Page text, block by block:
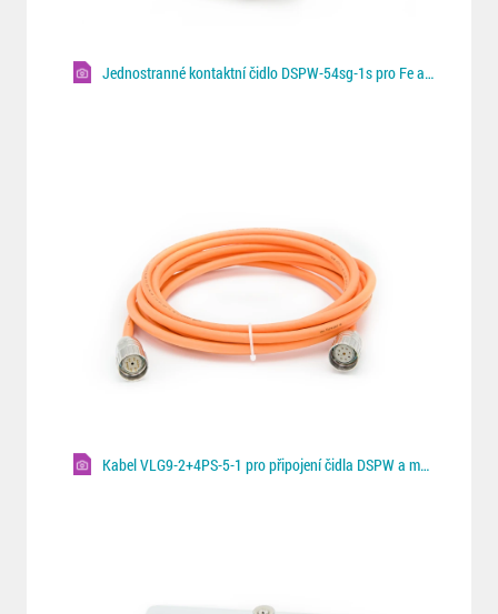
Jednostranné kontaktní čidlo DSPW-54sg-1s pro Fe a NF plechy
Kabel VLG9-2+4PS-5-1 pro připojení čidla DSPW a monitoru